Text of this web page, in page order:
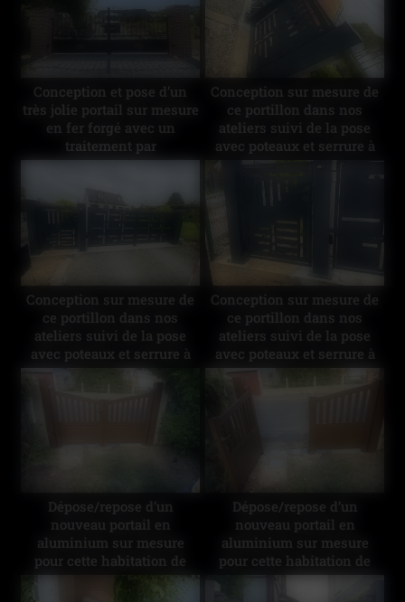
biensur commandé à
distance électriquement
biensur commandé à
distance électriquement
Merci au client pour leur
Conception et pose d’un
très jolie portail sur mesure
en fer forgé avec un
traitement par
galvanisation à chaud suivi
noir mat et dorée le tout
distance électriquement
Merci au client pour leur
Conception sur mesure de
ce portillon dans nos
ateliers suivi de la pose
avec poteaux et serrure à
l’identique du portail
Conception sur mesure de
ce portillon dans nos
ateliers suivi de la pose
avec poteaux et serrure à
l’identique du portail
existant Merci au client
Conception sur mesure de
ce portillon dans nos
ateliers suivi de la pose
avec poteaux et serrure à
l’identique du portail
existant Merci au client
Dépose/repose d’un
nouveau portail en
aluminium sur mesure
pour cette habitation de
couleur brun texturé
Dépose/repose d’un
nouveau portail en
aluminium sur mesure
pour cette habitation de
couleur brun texturé